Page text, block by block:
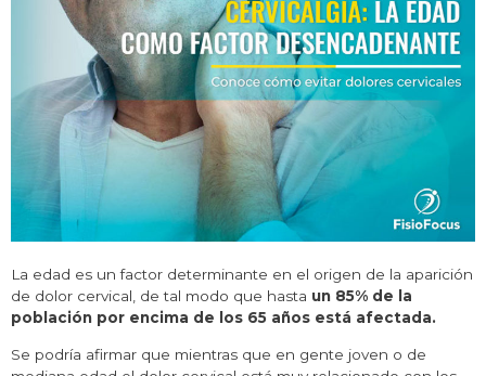
La edad es un factor determinante en el origen de la aparición
de dolor cervical, de tal modo que hasta un 85% de la
población por encima de los 65 años está afectada.
Se podría afirmar que mientras que en gente joven o de